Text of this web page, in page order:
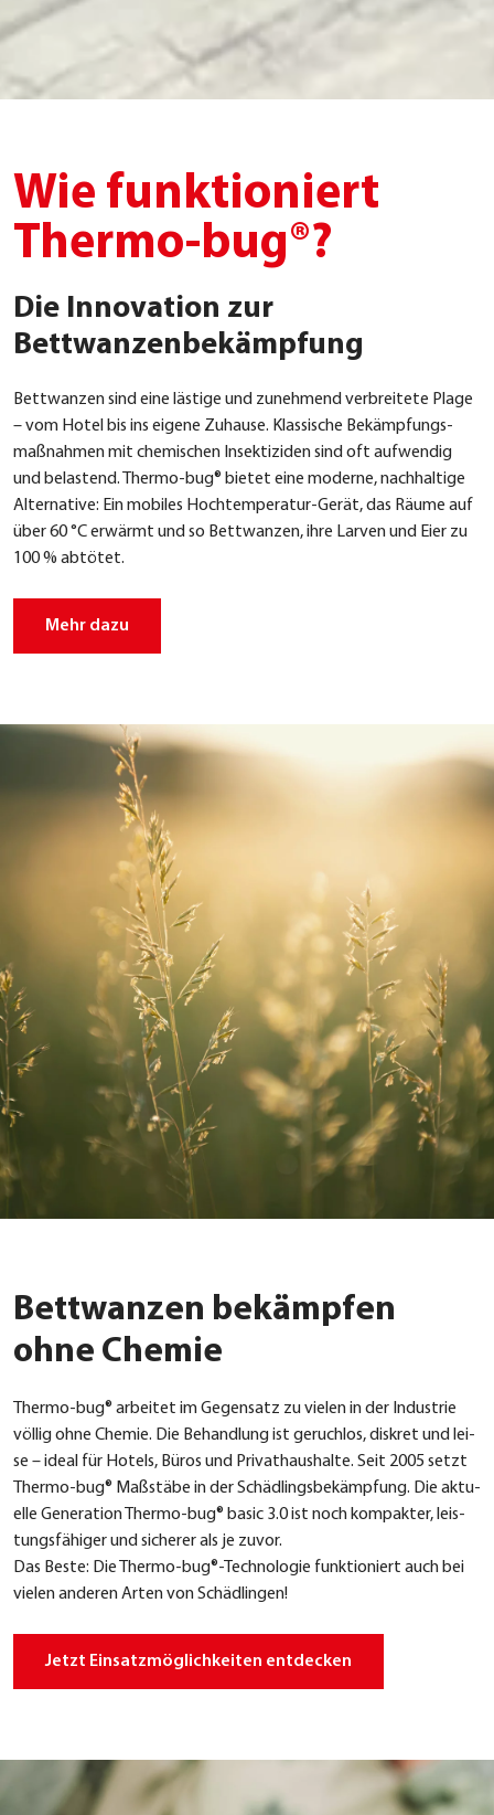
Wie funktioniert
Thermo-bug®?
Die Innovation zur
Bettwanzenbekämpfung
Bett­wan­zen sind eine läs­ti­ge und zuneh­mend ver­brei­te­te Pla­ge
– vom Hotel bis ins eige­ne Zuhau­se. Klas­si­sche Bekämp­fungs­
maß­nah­men mit che­mi­schen Insek­ti­zi­den sind oft auf­wen­dig
und belas­tend. Ther­mo-bug® bie­tet eine moder­ne, nach­hal­ti­ge
Alter­na­ti­ve: Ein mobi­les Hoch­tem­pe­ra­tur-Gerät, das Räu­me auf
über 60 °C erwärmt und so Bett­wan­zen, ihre Lar­ven und Eier zu
100 % abtö­tet.
Mehr dazu
Bettwanzen bekämpfen
ohne Chemie
Ther­mo-bug® arbei­tet im Gegen­satz zu vie­len in der Indus­trie
völ­lig ohne Che­mie. Die Behand­lung ist geruch­los, dis­kret und lei­
se – ide­al für Hotels, Büros und Pri­vat­haus­hal­te. Seit 2005 setzt
Ther­mo-bug® Maß­stä­be in der Schäd­lings­be­kämp­fung. Die aktu­
el­le Gene­ra­ti­on Ther­mo-bug® basic 3.0 ist noch kom­pak­ter, leis­
tungs­fä­hi­ger und siche­rer als je zuvor.
Das Bes­te: Die Thermo-bug®-Technologie funk­tio­niert auch bei
vie­len ande­ren Arten von Schäd­lin­gen!
Jetzt Ein­satz­mög­lich­kei­ten ent­de­cken